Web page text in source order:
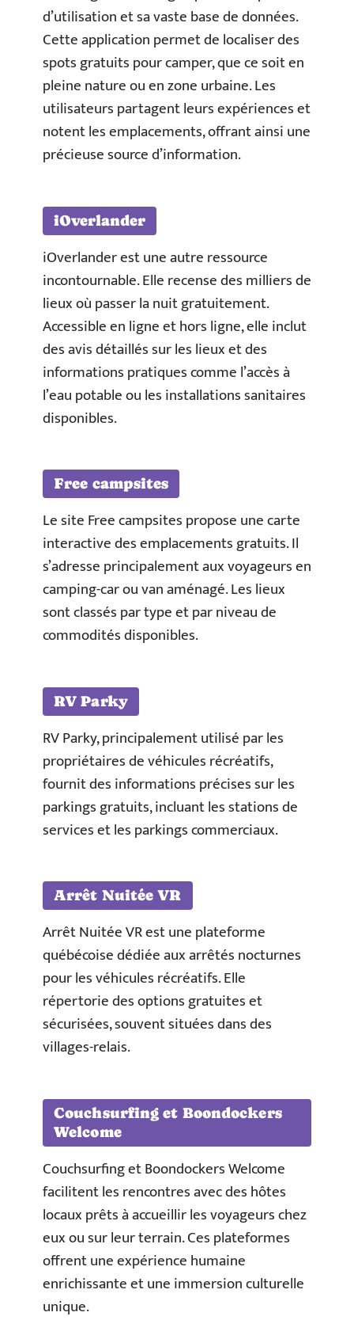
d’utilisation et sa vaste base de données.
Cette application permet de localiser des
spots gratuits pour camper, que ce soit en
pleine nature ou en zone urbaine. Les
utilisateurs partagent leurs expériences et
notent les emplacements, offrant ainsi une
précieuse source d’information.
iOverlander
iOverlander est une autre ressource
incontournable. Elle recense des milliers de
lieux où passer la nuit gratuitement.
Accessible en ligne et hors ligne, elle inclut
des avis détaillés sur les lieux et des
informations pratiques comme l’accès à
l’eau potable ou les installations sanitaires
disponibles.
Free campsites
Le site Free campsites propose une carte
interactive des emplacements gratuits. Il
s’adresse principalement aux voyageurs en
camping-car ou van aménagé. Les lieux
sont classés par type et par niveau de
commodités disponibles.
RV Parky
RV Parky, principalement utilisé par les
propriétaires de véhicules récréatifs,
fournit des informations précises sur les
parkings gratuits, incluant les stations de
services et les parkings commerciaux.
Arrêt Nuitée VR
Arrêt Nuitée VR est une plateforme
québécoise dédiée aux arrêtés nocturnes
pour les véhicules récréatifs. Elle
répertorie des options gratuites et
sécurisées, souvent situées dans des
villages-relais.
Couchsurfing et Boondockers
Welcome
Couchsurfing et Boondockers Welcome
facilitent les rencontres avec des hôtes
locaux prêts à accueillir les voyageurs chez
eux ou sur leur terrain. Ces plateformes
offrent une expérience humaine
enrichissante et une immersion culturelle
unique.